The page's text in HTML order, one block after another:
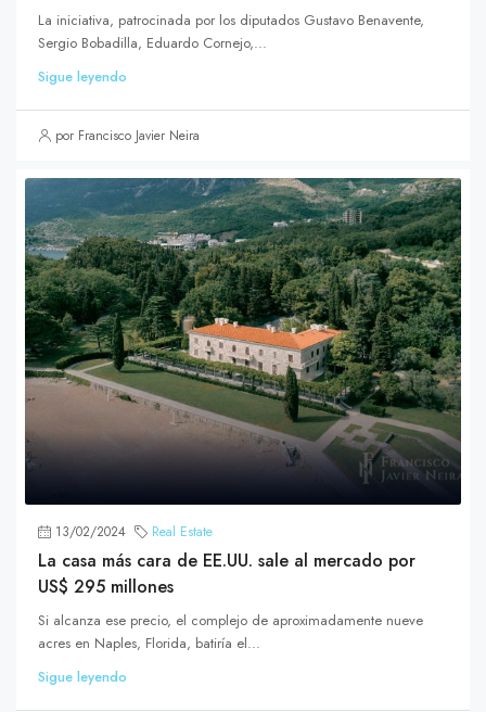
La iniciativa, patrocinada por los diputados Gustavo Benavente,
Sergio Bobadilla, Eduardo Cornejo,...
Sigue leyendo
por Francisco Javier Neira
13/02/2024 Real Estate
La casa más cara de EE.UU. sale al mercado por
US$ 295 millones
Si alcanza ese precio, el complejo de aproximadamente nueve
acres en Naples, Florida, batiría el...
Sigue leyendo